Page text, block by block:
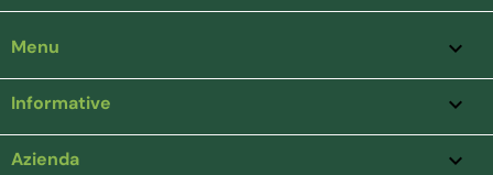
Menu 
Informative 
Azienda keyboard_arrow_down